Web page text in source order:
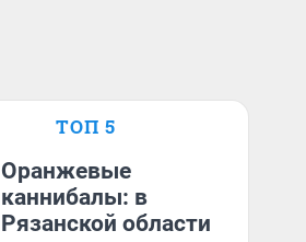
ТОП 5
Оранжевые
каннибалы: в
Рязанской области